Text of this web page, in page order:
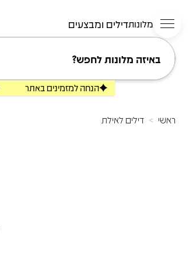
מלונותדילים ומבצעים
ראשי > דילים לאילת
באיזה מלונות לחפש?
הנחה למזמינים באתר